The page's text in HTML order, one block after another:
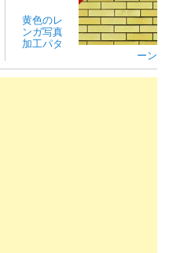
黄色のレ
ンガ写真
加工パタ
ーン